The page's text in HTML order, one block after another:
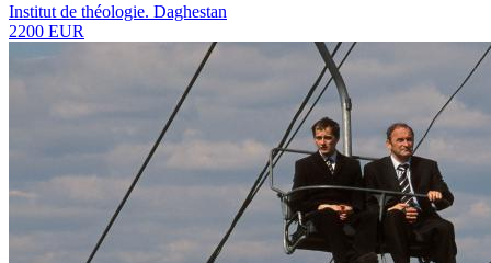
Institut de théologie. Daghestan
2200 EUR